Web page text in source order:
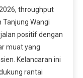
throughput
Wangi
positif dengan
muat yang
Kelancaran ini
rantai